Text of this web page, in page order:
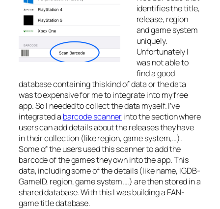
identifies the title,
release, region
and game system
uniquely.
Unfortunately I
was not able to
find a good
database containing this kind of data or the data
was to expensive for me to integrate into my free
app. So I needed to collect the data myself. I’ve
integrated a barcode scannerinto the section where
users can add details about the releases they have
in their collection (like region, game system,…).
Some of the users used this scanner to add the
barcode of the games they own into the app. This
data, including some of the details (like name, IGDB-
GameID, region, game system,…) are then stored in a
shared database. With this I was building a EAN-
game title database.